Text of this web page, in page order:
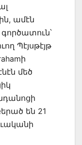
ամէն
Պէյսթէյթ
մեծ
են 21